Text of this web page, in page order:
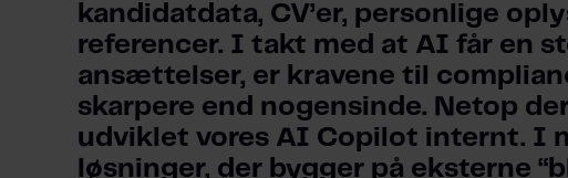
kandidatdata, CV’er, personlige
referencer. I takt med at AI får en
ansættelser, er kravene til
skarpere end nogensinde. Netop
udviklet vores AI Copilot internt. I
løsninger, der bygger på eksterne